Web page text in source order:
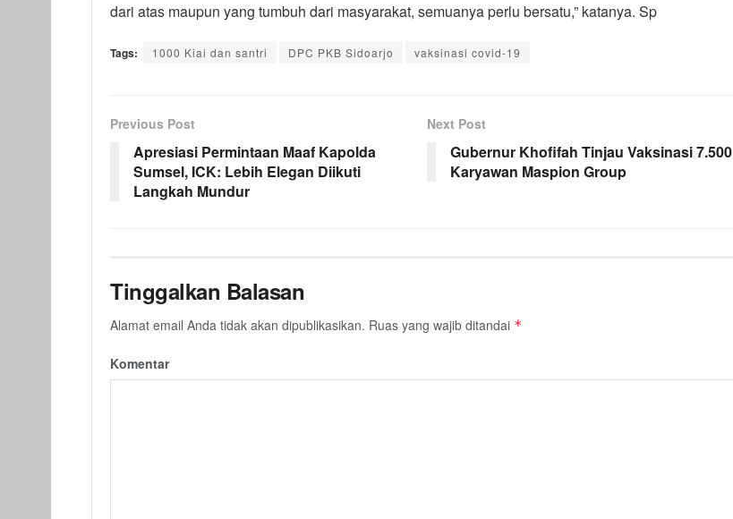
dari atas maupun yang tumbuh dari masyarakat, semuanya perlu bersatu,” katanya. Sp
Tags: 1000 Kiai dan santri DPC PKB Sidoarjo vaksinasi covid-19
Previous Post
Apresiasi Permintaan Maaf Kapolda
Sumsel, ICK: Lebih Elegan Diikuti
Langkah Mundur
Next Post
Gubernur Khofifah Tinjau Vaksinasi 7.500
Karyawan Maspion Group
Tinggalkan Balasan
Alamat email Anda tidak akan dipublikasikan. Ruas yang wajib ditandai *
Komentar